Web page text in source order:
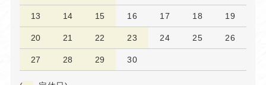
13 14 15 16 17 18 19
20 21 22 23 24 25 26
27 28 29 30